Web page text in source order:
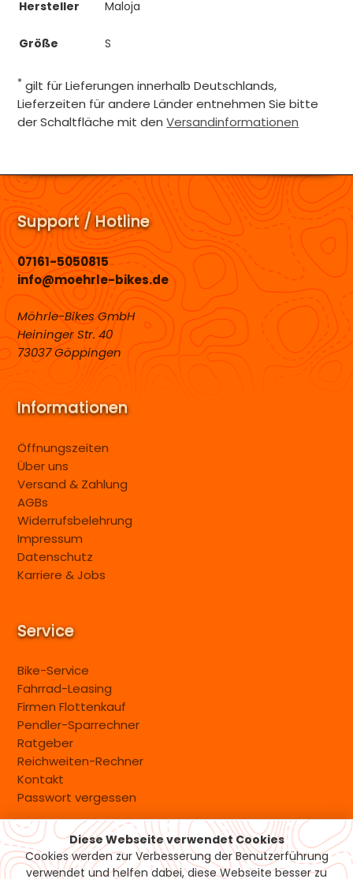
Hersteller Maloja
Größe S
* gilt für Lieferungen innerhalb Deutschlands,
Lieferzeiten für andere Länder entnehmen Sie bitte
der Schaltfläche mit denVersandinformationen
Support / Hotline
07161-5050815
info@moehrle-bikes.de
Möhrle-Bikes GmbH
Heininger Str. 40
73037 Göppingen
Informationen
Öffnungszeiten
Über uns
Versand & Zahlung
AGBs
Widerrufsbelehrung
Impressum
Datenschutz
Karriere & Jobs
Service
Bike-Service
Fahrrad-Leasing
Firmen Flottenkauf
Pendler-Sparrechner
Ratgeber
Reichweiten-Rechner
Kontakt
Passwort vergessen
Versand & Zahlung
Diese Webseite verwendet Cookies
Cookies werden zur Verbesserung der Benutzerführung
verwendet und helfen dabei, diese Webseite besser zu